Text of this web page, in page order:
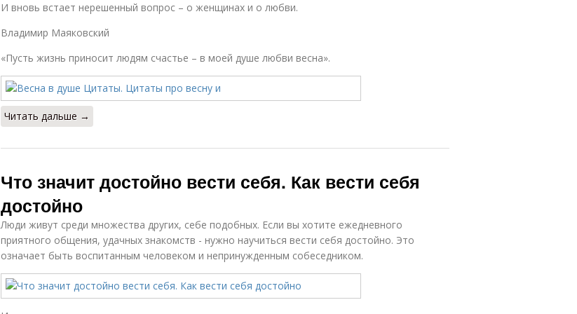
И вновь встает нерешенный вопрос – о женщинах и о любви.
Владимир Маяковский
«Пусть жизнь приносит людям счастье – в моей душе любви весна».
Читать дальше →
Что значит достойно вести себя. Как вести себя
достойно
Люди живут среди множества других, себе подобных. Если вы хотите ежедневного
приятного общения, удачных знакомств - нужно научиться вести себя достойно. Это
означает быть воспитанным человеком и непринужденным собеседником.